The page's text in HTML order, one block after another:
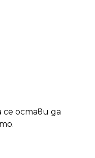
се остави да